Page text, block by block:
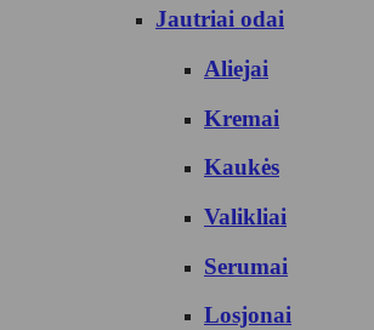
Jautriai odai
Aliejai
Kremai
Kaukės
Valikliai
Serumai
Losjonai